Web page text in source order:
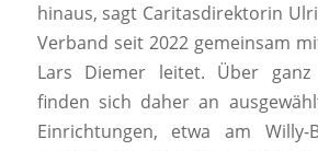
hinaus, sagt Caritasdirektorin
Verband seit 2022 gemeinsam
Lars Diemer leitet. Über
finden sich daher an
Einrichtungen, etwa am Willy-